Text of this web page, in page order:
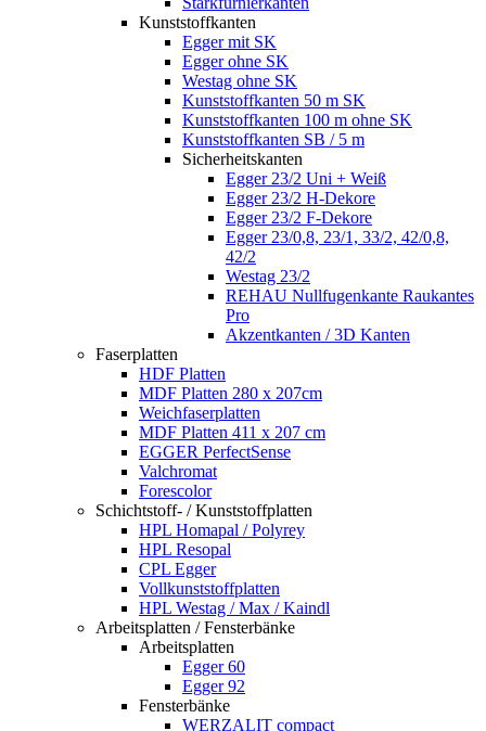
Kunststoffkanten
Egger mit SK
Egger ohne SK
Westag ohne SK
Kunststoffkanten 50 m SK
Kunststoffkanten 100 m ohne SK
Kunststoffkanten SB / 5 m
Sicherheitskanten
Egger 23/2 Uni + Weiß
Egger 23/2 H-Dekore
Egger 23/2 F-Dekore
Egger 23/0,8, 23/1, 33/2, 42/0,8,
42/2
Westag 23/2
REHAU Nullfugenkante Raukantes
Pro
Akzentkanten / 3D Kanten
Faserplatten
HDF Platten
MDF Platten 280 x 207cm
Weichfaserplatten
MDF Platten 411 x 207 cm
EGGER PerfectSense
Valchromat
Forescolor
Schichtstoff- / Kunststoffplatten
HPL Homapal / Polyrey
HPL Resopal
CPL Egger
Vollkunststoffplatten
HPL Westag / Max / Kaindl
Arbeitsplatten / Fensterbänke
Arbeitsplatten
Egger 60
Egger 92
Fensterbänke
WERZALIT compact